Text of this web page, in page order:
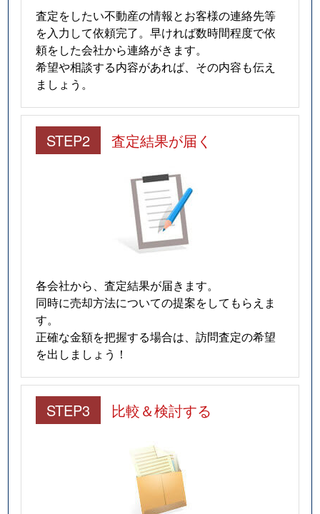
査定をしたい不動産の情報とお客様の連絡先等
を入力して依頼完了。早ければ数時間程度で依
頼をした会社から連絡がきます。
希望や相談する内容があれば、その内容も伝え
ましょう。
STEP2 査定結果が届く
各会社から、査定結果が届きます。
同時に売却方法についての提案をしてもらえま
す。
正確な金額を把握する場合は、訪問査定の希望
を出しましょう！
STEP3 比較＆検討する